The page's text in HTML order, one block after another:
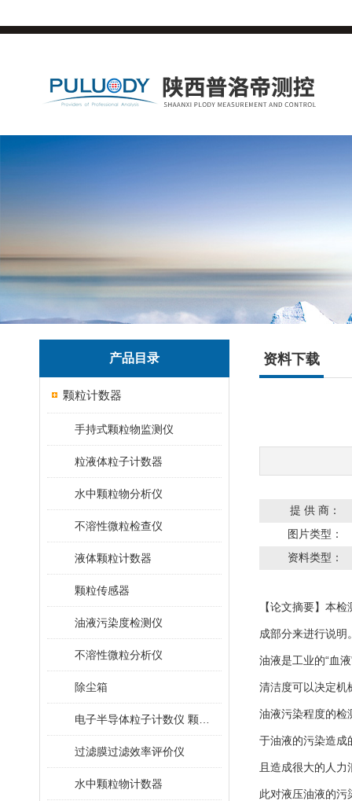
产品目录
颗粒计数器
手持式颗粒物监测仪
粒液体粒子计数器
水中颗粒物分析仪
不溶性微粒检查仪
液体颗粒计数器
颗粒传感器
油液污染度检测仪
不溶性微粒分析仪
除尘箱
过滤膜过滤效率评价仪
水中颗粒物计数器
资料下载
提 供 商：
图片类型：
资料类型：
【论文摘要】本
成部分来进行说明
油液是工业的“血
清洁度可以决定机
油液污染程度的检
于油液的污染造成
且造成很大的人
此对液压油液的污